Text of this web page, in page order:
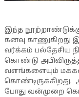
இந்த
கனவு காணுகிறது
வர்க்கம் பல்தேசிய
கொண்டு
வளங்களையும்
கொண்டிருக்கிறது.
போது வன்முறை